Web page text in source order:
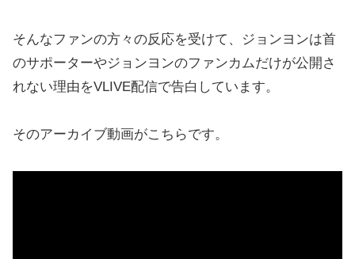
そんなファンの方々の反応を受けて、ジョンヨンは首
のサポーターやジョンヨンのファンカムだけが公開さ
れない理由をVLIVE配信で告白しています。
そのアーカイブ動画がこちらです。